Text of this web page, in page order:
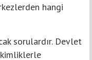
hangi
sorulardır. Devlet
kimliklerle